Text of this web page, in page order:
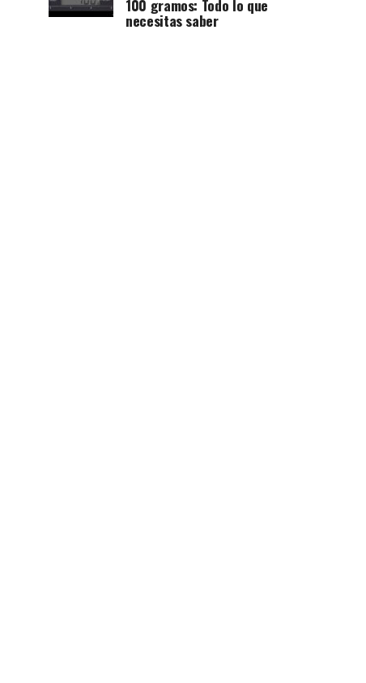
100 gramos: Todo lo que
necesitas saber